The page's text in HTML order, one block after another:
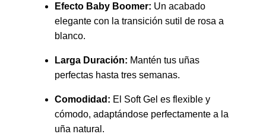
Efecto Baby Boomer: Un acabado
elegante con la transición sutil de rosa a
blanco.
Larga Duración: Mantén tus uñas
perfectas hasta tres semanas.
Comodidad: El Soft Gel es flexible y
cómodo, adaptándose perfectamente a la
uña natural.